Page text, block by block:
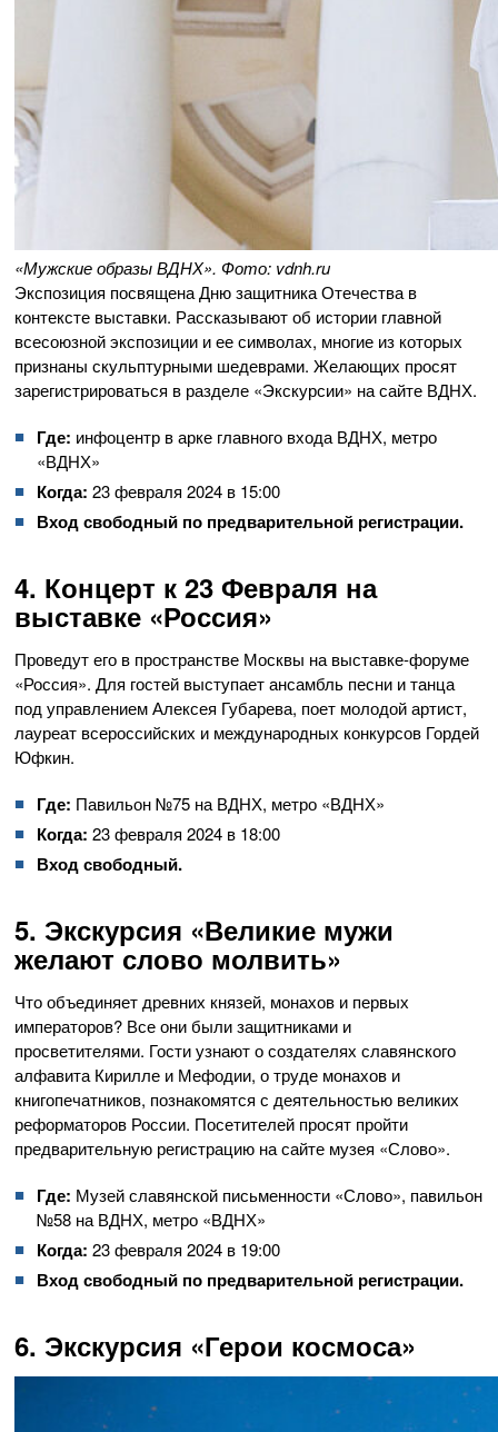
«Мужские образы ВДНХ». Фото: vdnh.ru
Экспозиция посвящена Дню защитника Отечества в
контексте выставки. Рассказывают об истории главной
всесоюзной экспозиции и ее символах, многие из которых
признаны скульптурными шедеврами. Желающих просят
зарегистрироваться в разделе «Экскурсии» на сайте ВДНХ.
Где: инфоцентр в арке главного входа ВДНХ, метро
«ВДНХ»
Когда: 23 февраля 2024 в 15:00
Вход свободный по предварительной регистрации.
4. Концерт к 23 Февраля на
выставке «Россия»
Проведут его в пространстве Москвы на выставке-форуме
«Россия». Для гостей выступает ансамбль песни и танца
под управлением Алексея Губарева, поет молодой артист,
лауреат всероссийских и международных конкурсов Гордей
Юфкин.
Где: Павильон №75 на ВДНХ, метро «ВДНХ»
Когда: 23 февраля 2024 в 18:00
Вход свободный.
5. Экскурсия «Великие мужи
желают слово молвить»
Что объединяет древних князей, монахов и первых
императоров? Все они были защитниками и
просветителями. Гости узнают о создателях славянского
алфавита Кирилле и Мефодии, о труде монахов и
книгопечатников, познакомятся с деятельностью великих
реформаторов России. Посетителей просят пройти
предварительную регистрацию на сайте музея «Слово».
Где: Музей славянской письменности «Слово», павильон
№58 на ВДНХ, метро «ВДНХ»
Когда: 23 февраля 2024 в 19:00
Вход свободный по предварительной регистрации.
6. Экскурсия «Герои космоса»